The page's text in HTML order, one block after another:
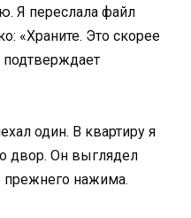
Я переслала файл
«Храните. Это скорее
подтверждает
один. В квартиру я
двор. Он выглядел
нажима.